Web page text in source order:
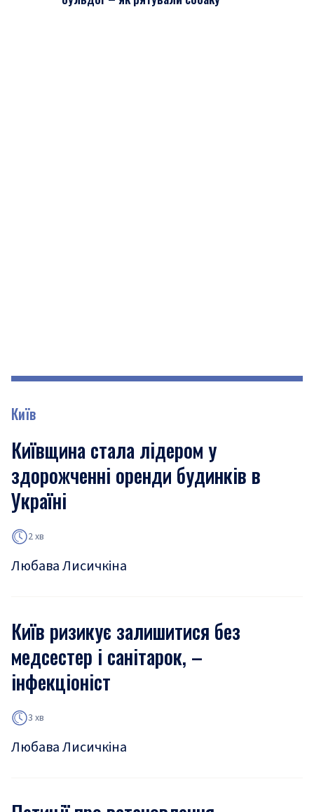
Київ
Київщина стала лідером у
здорожченні оренди будинків в
Україні
2 хв
Любава Лисичкіна
Київ ризикує залишитися без
медсестер і санітарок, –
інфекціоніст
3 хв
Любава Лисичкіна